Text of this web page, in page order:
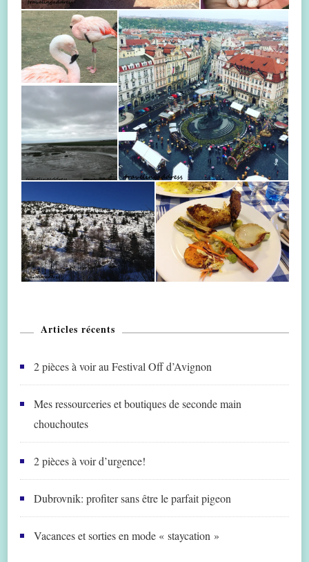
Articles récents
2 pièces à voir au Festival Off d’Avignon
Mes ressourceries et boutiques de seconde main
chouchoutes
2 pièces à voir d’urgence!
Dubrovnik: profiter sans être le parfait pigeon
Vacances et sorties en mode « staycation »